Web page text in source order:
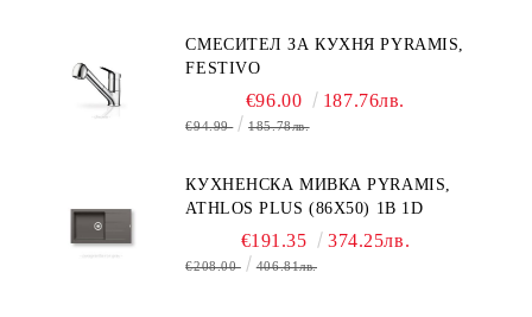
СМЕСИТЕЛ ЗА КУХНЯ PYRAMIS,
FESTIVO
€96.00 187.76лв.
€94.99 185.78лв.
КУХНЕНСКА МИВКА PYRAMIS,
ATHLOS PLUS (86X50) 1B 1D
€191.35 374.25лв.
€208.00 406.81лв.